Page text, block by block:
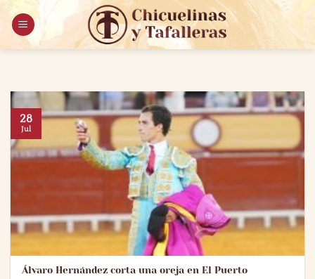
Saltar
contenido
Álvaro Hernández corta una oreja en El Puerto
28
Jul